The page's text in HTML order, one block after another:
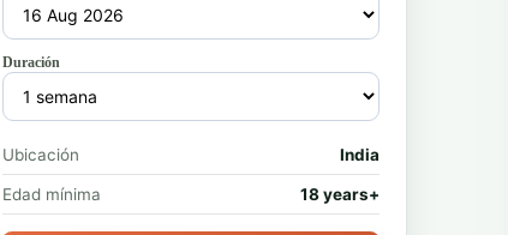
Duración
Ubicación India
Edad mínima 18 years+